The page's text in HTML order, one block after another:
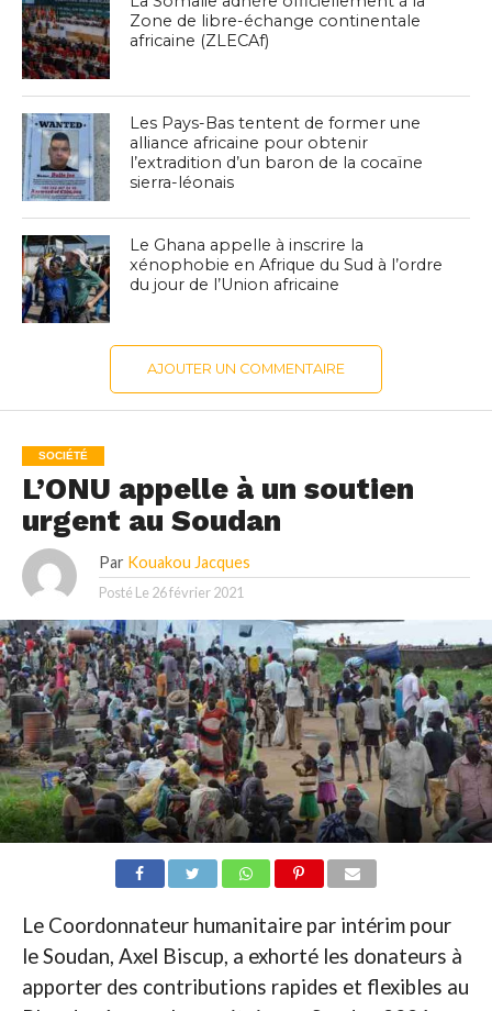
Zone de libre-échange continentale
africaine (ZLECAf)
Les Pays-Bas tentent de former une
alliance africaine pour obtenir
l’extradition d’un baron de la cocaïne
sierra-léonais
Le Ghana appelle à inscrire la
xénophobie en Afrique du Sud à l’ordre
du jour de l’Union africaine
AJOUTER UN COMMENTAIRE
SOCIÉTÉ
L’ONU appelle à un soutien
urgent au Soudan
Par Kouakou Jacques
Posté Le 26 février 2021
Le Coordonnateur humanitaire par intérim pour
le Soudan, Axel Biscup, a exhorté les donateurs à
apporter des contributions rapides et flexibles au